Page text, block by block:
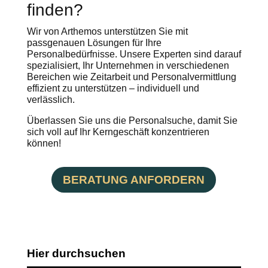
finden?
Wir von Arthemos unterstützen Sie mit
passgenauen Lösungen für Ihre
Personalbedürfnisse. Unsere Experten sind darauf
spezialisiert, Ihr Unternehmen in verschiedenen
Bereichen wie Zeitarbeit und Personalvermittlung
effizient zu unterstützen – individuell und
verlässlich.
Überlassen Sie uns die Personalsuche, damit Sie
sich voll auf Ihr Kerngeschäft konzentrieren
können!
BERATUNG ANFORDERN
Hier durchsuchen